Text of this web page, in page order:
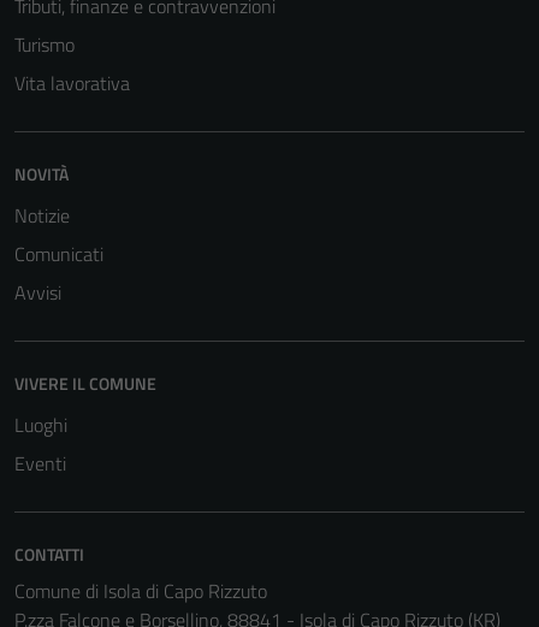
Tributi, finanze e contravvenzioni
Turismo
Vita lavorativa
NOVITÀ
Notizie
Comunicati
Avvisi
VIVERE IL COMUNE
Luoghi
Eventi
CONTATTI
Comune di Isola di Capo Rizzuto
P.zza Falcone e Borsellino, 88841 - Isola di Capo Rizzuto (KR)